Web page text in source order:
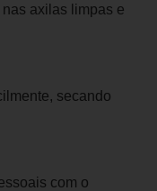
axilas limpas e
secando
com o